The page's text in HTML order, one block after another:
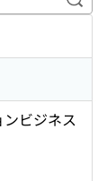
キ
ビジネス